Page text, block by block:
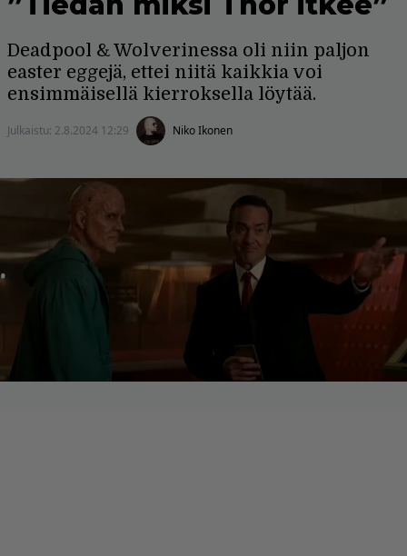
Deadpool & Wolverinessa oli niin paljon
easter eggejä, ettei niitä kaikkia voi
ensimmäisellä kierroksella löytää.
Julkaistu: 2.8.2024 12:29 Niko Ikonen